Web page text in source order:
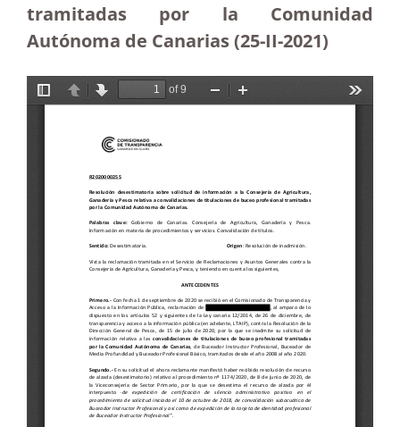
tramitadas por la Comunidad
Autónoma de Canarias (25-II-2021)